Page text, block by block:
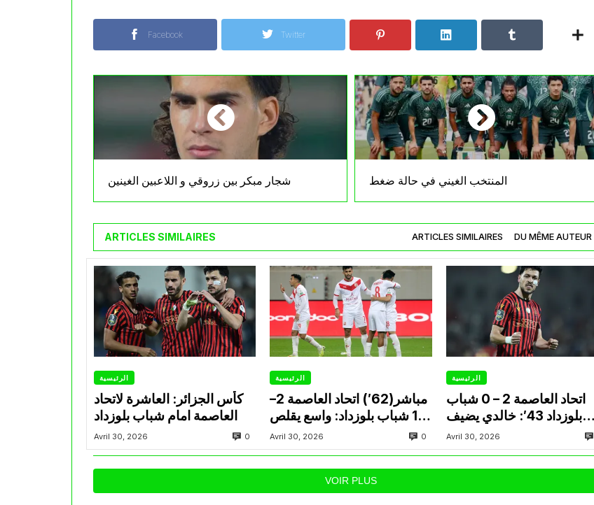
Facebook Twitter
شجار مبكر بين زروقي و اللاعبين الغينين المنتخب الغيني في حالة ضغط
ARTICLES SIMILAIRES ARTICLES SIMILAIRES DU MÊME AUTEUR
الرئيسية
كأس الجزائر: العاشرة لاتحاد
العاصمة امام شباب بلوزداد
Avril 30, 2026 0
الرئيسية
مباشر(62′) اتحاد العاصمة 2–
1 شباب بلوزداد: واسع يقلص
النتيجة للشباب ويشعل النهائي
Avril 30, 2026 0
الرئيسية
اتحاد العاصمة 2 – 0 شباب
بلوزداد 43′: خالدي يضيف
الهدف الثاني لاتحاد العاصمة
Avril 30, 2026
VOIR PLUS